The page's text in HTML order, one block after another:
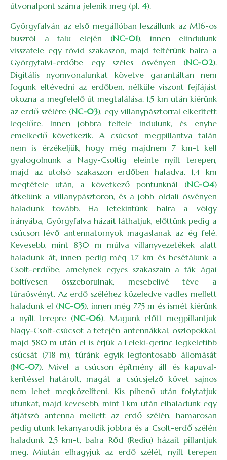
útvonalpont száma jelenik meg (pl. 4).
Györgyfalván az első megállóban leszállunk az M16-os
buszról a falu elején (NC-01), innen elindulunk
visszafele egy rövid szakaszon, majd feltérünk balra a
Györgyfalvi-erdőbe egy széles ösvényen (NC-02).
Digitális nyomvonalunkat követve garantáltan nem
fogunk eltévedni az erdőben, nélküle viszont fejfájást
okozna a megfelelő út megtalálása. 1,5 km után kiérünk
az erdő szélére (NC-03), egy villanypásztorral elkerített
legelőre. Innen jobbra felfele indulunk, és enyhe
emelkedő következik. A csúcsot megpillantva talán
nem is érzékeljük, hogy még majdnem 7 km-t kell
gyalogolnunk a Nagy-Csoltig eleinte nyílt terepen,
majd az utolsó szakaszon erdőben haladva. 1,4 km
megtétele után, a következő pontunknál (NC-04)
átkelünk a villanypásztoron, és a jobb oldali ösvényen
haladunk tovább. Ha letekintünk balra a völgy
irányába, Györgyfalva házait láthatjuk, előttünk pedig a
csúcson lévő antennatornyok magaslanak az ég felé.
Kevesebb, mint 830 m múlva villanyvezetékek alatt
haladunk át, innen pedig még 1,7 km és besétálunk a
Csolt-erdőbe, amelynek egyes szakaszain a fák ágai
boltívesen összeborulnak, mesebelivé téve a
túraösvényt. Az erdő széléhez közeledve vadles mellett
haladunk el (NC-05), innen még 775 m és ismét kiérünk
a nyílt terepre (NC-06). Magunk előtt megpillantjuk
Nagy-Csolt-csúcsot a tetején antennákkal, oszlopokkal,
majd 580 m után el is érjük a Feleki-gerinc legkeletibb
csúcsát (718 m), túránk egyik legfontosabb állomását
(NC-07). Mivel a csúcson építmény áll és kapuval-
kerítéssel határolt, magát a csúcsjelző követ sajnos
nem lehet megközelíteni. Kis pihenő után folytatjuk
utunkat, majd kevesebb, mint 1 km után elhaladunk egy
átjátszó antenna mellett az erdő szélén, hamarosan
pedig utunk lekanyarodik jobbra és a Csolt-erdő szélén
haladunk 2,5 km-t, balra Rőd (Rediu) házait pillantjuk
meg. Miután elhagyjuk az erdő szélét, nyílt terepen